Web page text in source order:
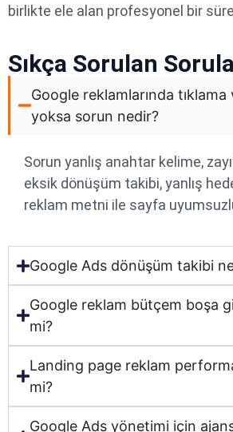
birlikte ele alan profesyonel bir
Sıkça Sorulan
Google reklamlarında
yoksa sorun nedir?
Sorun yanlış anahtar kelime,
eksik dönüşüm takibi, yanlış
reklam metni ile sayfa
Google Ads dönüşüm takibi
Google reklam bütçem boşa
mi?
Landing page reklam
mi?
Google Ads yönetimi için